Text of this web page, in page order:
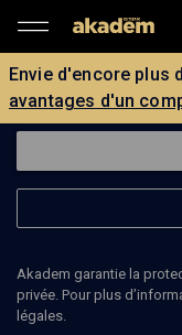
Envie d'encore plus
avantages d'un
Akadem garantie la
privée. Pour plus
légales.